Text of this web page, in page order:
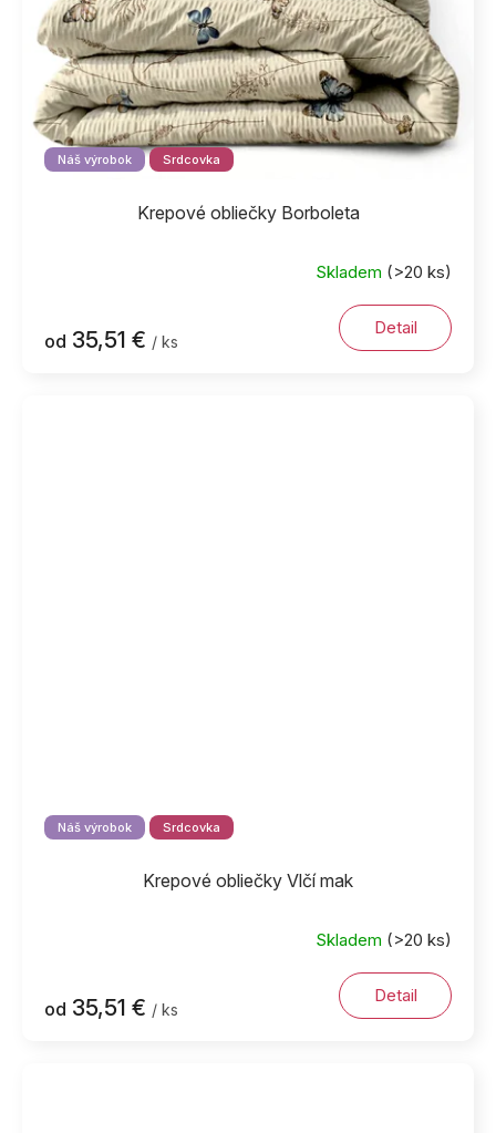
Náš výrobok Srdcovka
Krepové obliečky Borboleta
Skladem (>20 ks)
od 35,51 € / ks
Detail
Náš výrobok Srdcovka
Krepové obliečky Vlčí mak
je
Skladem (>20 ks)
od 35,51 € / ks
Detail